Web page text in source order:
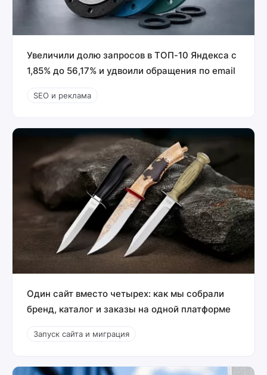
Увеличили долю запросов в ТОП-10 Яндекса с
1,85% до 56,17% и удвоили обращения по email
SEO и реклама
Один сайт вместо четырех: как мы собрали
бренд, каталог и заказы на одной платформе
Запуск сайта и миграция